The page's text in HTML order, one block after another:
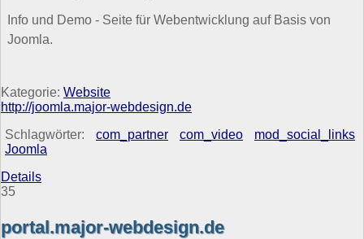
Info und Demo - Seite für Webentwicklung auf Basis von
Joomla.
Kategorie: Website
http://joomla.major-webdesign.de
Schlagwörter:
com_partner com_video
mod_social_links
Joomla
Details
35
portal.major-webdesign.de